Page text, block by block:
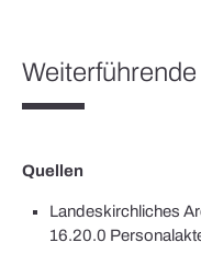
Quellen
Landeskirchliches
16.20.0